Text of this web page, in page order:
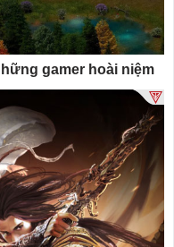
gamer hoài niệm